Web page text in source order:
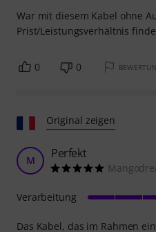
War mit diesem Kabel ohne
Prist/Leistungsverhältnis
0 0
Original zeigen
M Perfekt
Das Kabel, das im Rahmen
Verarbeitung